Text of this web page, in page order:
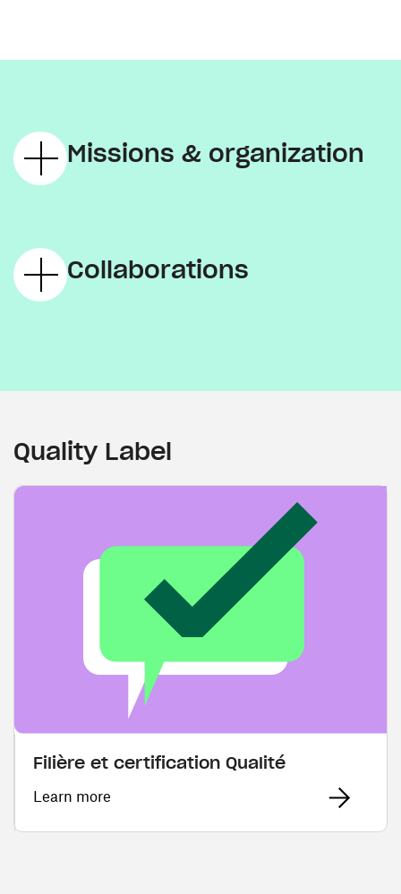
Missions & organization
Collaborations
Quality Label
Filière et certification Qualité
Learn more